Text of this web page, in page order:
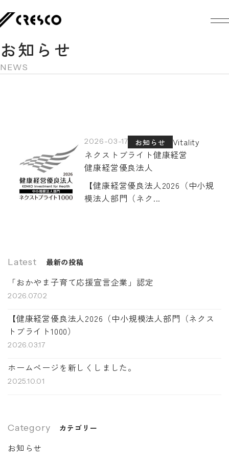
お知らせ
NEWS
2026-03-17 お知らせ
Vitality
ネクストブライト健康経営
健康経営優良法人
【健康経営優良法人2026（中小規
模法人部門（ネク...
Latest 最新の投稿
「おかやま子育て応援宣言企業」認定
2026.07.02
【健康経営優良法人2026（中小規模法人部門（ネクス
トブライト1000）
2026.03.17
ホームページを新しくしました。
2025.10.01
Category カテゴリー
お知らせ